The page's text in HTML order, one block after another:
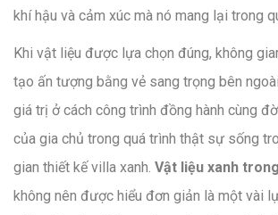
khí hậu và cảm xúc mà nó mang lại trong
Khi vật liệu được lựa chọn đúng, không
tạo ấn tượng bằng vẻ sang trọng bên
giá trị ở cách công trình đồng hành cùng
của gia chủ trong quá trình thật sự sống
gian thiết kế villa xanh. Vật liệu xanh
không nên được hiểu đơn giản là một vài